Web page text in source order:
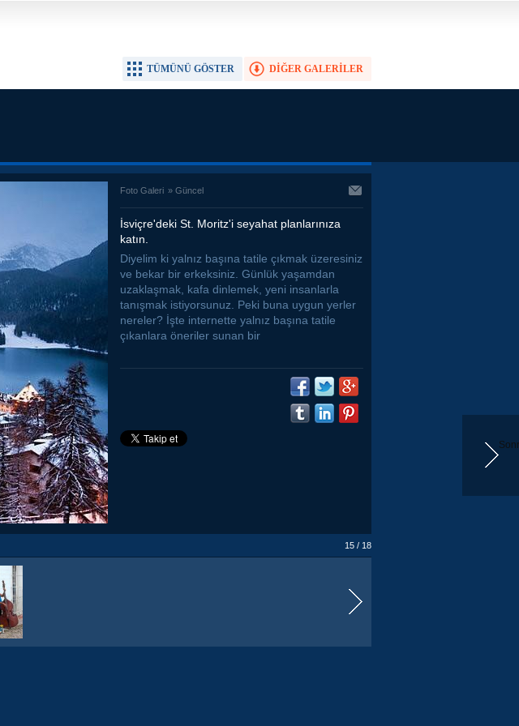
DİĞER GALERİLER
TÜMÜNÜ GÖSTER
Foto Galeri » Güncel
İsviçre'deki St. Moritz'i seyahat planlarınıza
katın.
Diyelim ki yalnız başına tatile çıkmak üzeresiniz
ve bekar bir erkeksiniz. Günlük yaşamdan
uzaklaşmak, kafa dinlemek, yeni insanlarla
tanışmak istiyorsunuz. Peki buna uygun yerler
nereler? İşte internette yalnız başına tatile
çıkanlara öneriler sunan bir
15 / 18